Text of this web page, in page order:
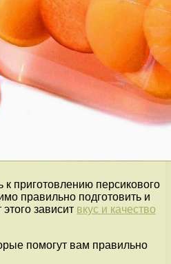
к приготовлению персикового
правильно подготовить и
зависит вкус и качество
помогут вам правильно